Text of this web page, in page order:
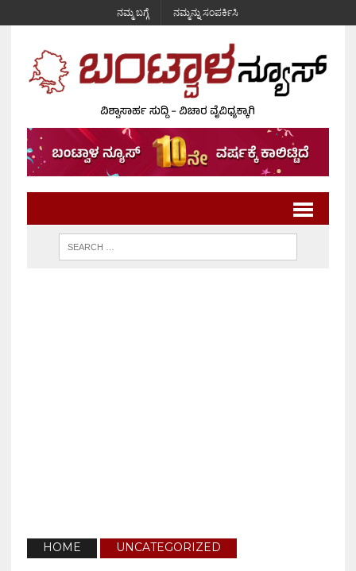
ನಮ್ಮ ಬಗ್ಗೆ ನಮ್ಮನ್ನು ಸಂಪರ್ಕಿಸಿ
HOME UNCATEGORIZED